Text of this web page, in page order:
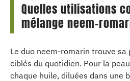
Quelles utilisations
mélange neem-
Le duo neem-romarin trouve sa
ciblés du quotidien. Pour la
chaque huile, diluées dans une